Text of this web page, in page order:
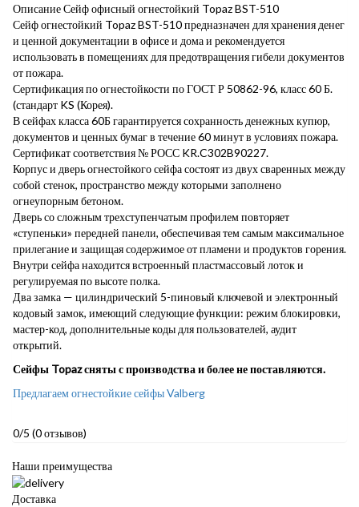
Описание Сейф офисный огнестойкий Topaz BST-510
Сейф огнестойкий Topaz BST-510 предназначен для хранения денег
и ценной документации в офисе и дома и рекомендуется
использовать в помещениях для предотвращения гибели документов
от пожара.
Сертификация по огнестойкости по ГОСТ Р 50862-96, класс 60 Б.
(стандарт KS (Корея).
В сейфах класса 60Б гарантируется сохранность денежных купюр,
документов и ценных бумаг в течение 60 минут в условиях пожара.
Сертификат соответствия № РОСС KR.C302B90227.
Корпус и дверь огнестойкого сейфа состоят из двух сваренных между
собой стенок, пространство между которыми заполнено
огнеупорным бетоном.
Дверь со сложным трехступенчатым профилем повторяет
«ступеньки» передней панели, обеспечивая тем самым максимальное
прилегание и защищая содержимое от пламени и продуктов горения.
Внутри сейфа находится встроенный пластмассовый лоток и
регулируемая по высоте полка.
Два замка — цилиндрический 5-пиновый ключевой и электронный
кодовый замок, имеющий следующие функции: режим блокировки,
мастер-код, дополнительные коды для пользователей, аудит
открытий.
Сейфы Topaz сняты с производства и более не поставляются.
Предлагаем огнестойкие сейфы Valberg
0/5 (0 отзывов)
Наши преимущества
Доставка